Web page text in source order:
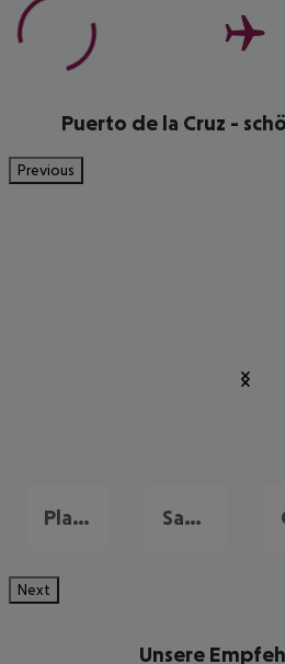
Puerto de la Cruz -
Previous
Playa de las Americas Santa Cruz de Tenerife
Next
Unsere